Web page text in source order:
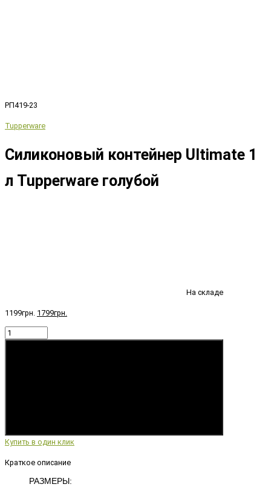
РП419-23
Tupperware
Силиконовый контейнер Ultimate 1
л Tupperware голубой
На складе
1199грн. 1799грн.
Купить в один клик
Краткое описание
РАЗМЕРЫ: